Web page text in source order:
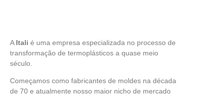
A Itali é uma empresa especializada no processo de
transformação de termoplásticos a quase meio
século.
Começamos como fabricantes de moldes na década
de 70 e atualmente nosso maior nicho de mercado